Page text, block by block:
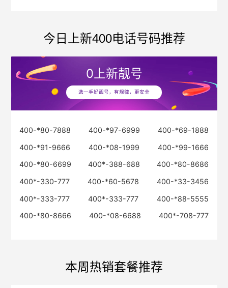
今日上新400电话号码推荐
0上新靓号
选一手好靓号，有规律，更安全
400-*80-7888 400-*97-6999
400-*69-1888
400-*91-9666
400-*08-1999
400-*99-1666
400-*80-6699
400*-388-688
400-*80-8686
400*-330-777
400-*60-5678
400-*33-3456
400*-333-777
400*-333-777
400-*88-5555
400-*80-8666
400-*08-6688 400*-708-777
本周热销套餐推荐